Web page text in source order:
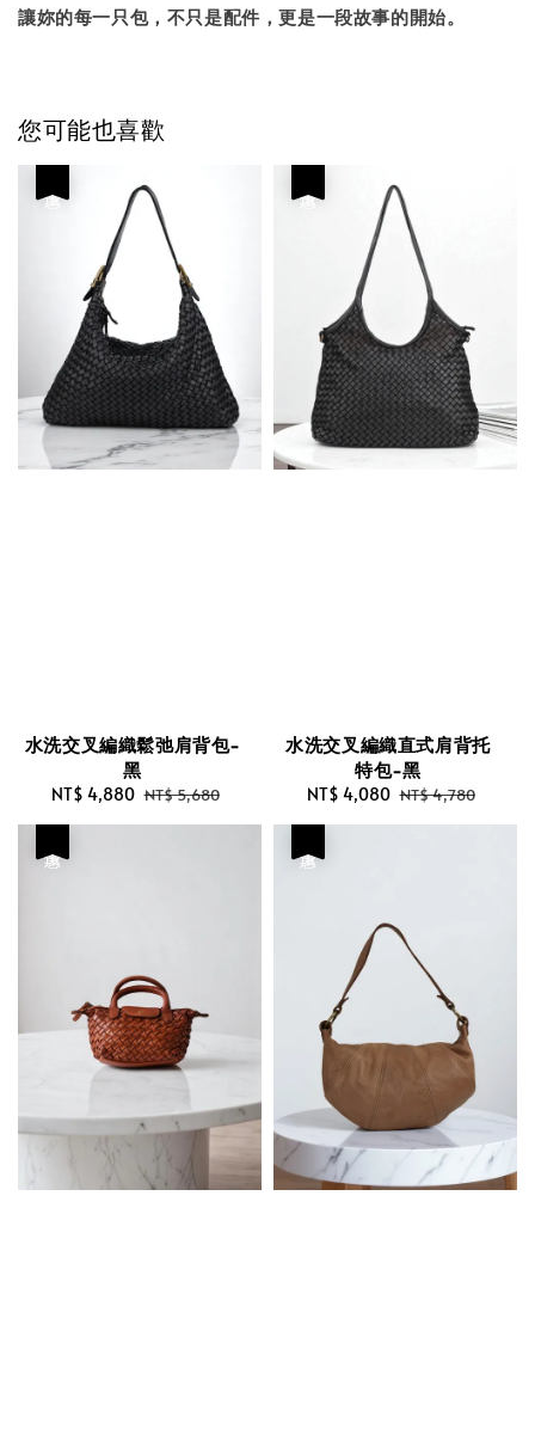
讓妳的每一只包，不只是配件，更是一段故事的開始。
您可能也喜歡
水洗交叉編織鬆弛肩背包-
黑
Sale
NT$ 4,880 Regular
NT$ 5,680
水洗交叉編織直式肩背托
特包-黑
Sale
NT$ 4,080 Regular
NT$ 4,780